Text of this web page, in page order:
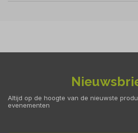
Altijd op de hoogte van de nieuwste
evenementen